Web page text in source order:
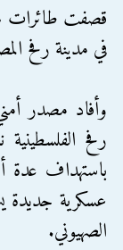
قصفت طائرات
في مدينة رفح
وأفاد مصدر
رفح
باستهداف عدة
عسكرية جديدة
الصهيوني.